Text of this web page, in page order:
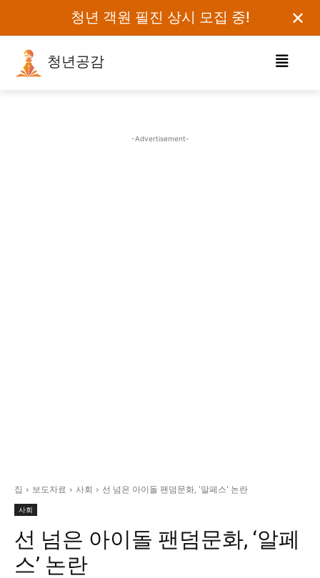
문화
전통문화
청년 객원 필진 상시 모집 중! ✕
청년공감
-Advertisement-
집 보도자료 사회 선 넘은 아이돌 팬덤문화, '알페스' 논란
사회
선 넘은 아이돌 팬덤문화, ‘알페
스’ 논란